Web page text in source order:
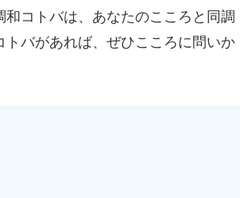
コトバは、あなたのこころと同調
バがあれば、ぜひこころに問いか